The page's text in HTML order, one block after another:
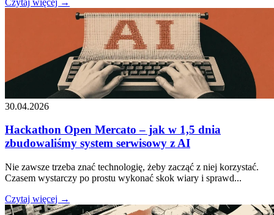
30.04.2026
Hackathon Open Mercato – jak w 1,5 dnia
zbudowaliśmy system serwisowy z AI
Nie zawsze trzeba znać technologię, żeby zacząć z niej korzystać.
Czasem wystarczy po prostu wykonać skok wiary i sprawd...
Czytaj więcej →